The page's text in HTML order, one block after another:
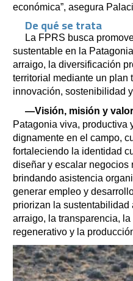
económica”, asegura
De qué se trata
La FPRS busca
sustentable en la
arraigo, la diversificación
territorial mediante un plan
innovación, sostenibilidad
—Visión, misión y
Patagonia viva, productiva
dignamente en el campo,
fortaleciendo la identidad
diseñar y escalar negocios
brindando asistencia
generar empleo y
priorizan la sustentabilidad
arraigo, la transparencia,
regenerativo y la